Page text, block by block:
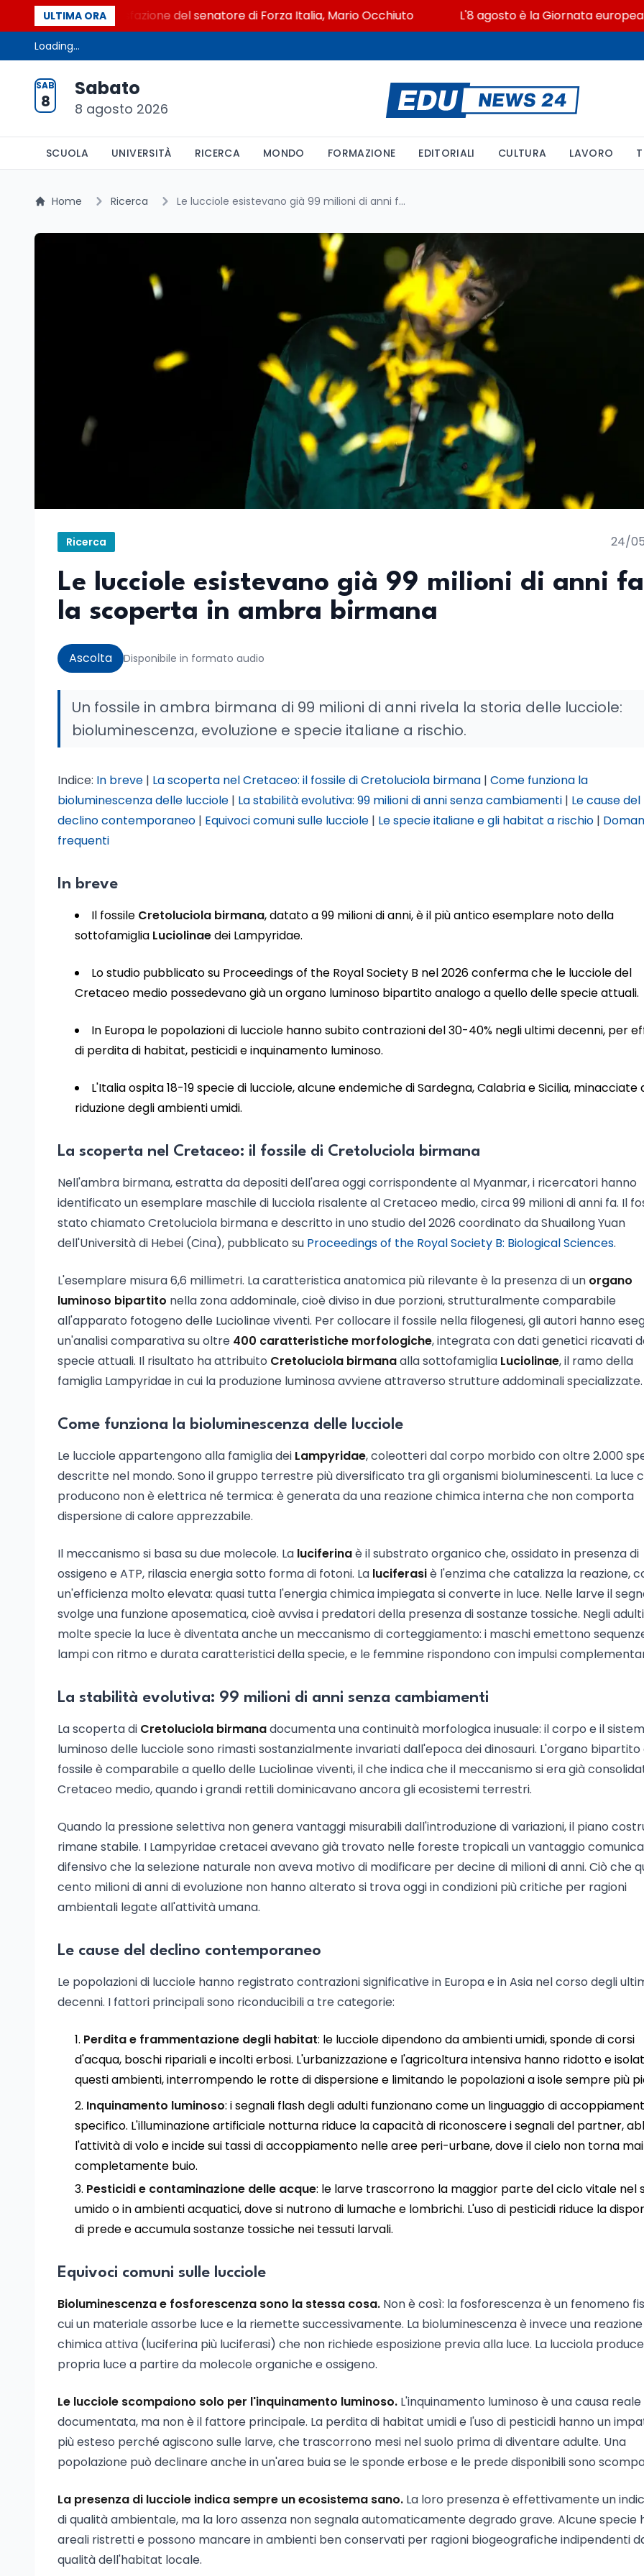
ULTIMA ORA
La soddisfazione del senatore di Forza Italia, Mario Occhiuto L'8 agosto è la Giornata europea in
Loading...
SAB
8
Sabato
8 agosto 2026
SCUOLA UNIVERSITÀ RICERCA MONDO FORMAZIONE EDITORIALI CULTURA LAVORO
Home Ricerca Le lucciole esistevano già 99 milioni di anni fa: la scoperta in ambra birmana
Ricerca 24/
Le lucciole esistevano già 99 milioni di anni
la scoperta in ambra birmana
Ascolta Disponibile in formato audio
Un fossile in ambra birmana di 99 milioni di anni rivela la storia delle lucciole:
bioluminescenza, evoluzione e specie italiane a rischio.
Indice: In breve | La scoperta nel Cretaceo: il fossile di Cretoluciola birmana | Come funziona la
bioluminescenza delle lucciole | La stabilità evolutiva: 99 milioni di anni senza cambiamenti | Le cause del
declino contemporaneo | Equivoci comuni sulle lucciole | Le specie italiane e gli habitat a rischio |
frequenti
In breve
Il fossile Cretoluciola birmana, datato a 99 milioni di anni, è il più antico esemplare noto della
sottofamiglia Luciolinaedei Lampyridae.
Lo studio pubblicato su Proceedings of the Royal Society B nel 2026 conferma che le lucciole del
Cretaceo medio possedevano già un organo luminoso bipartito analogo a quello delle specie attuali.
In Europa le popolazioni di lucciole hanno subito contrazioni del 30-40% negli ultimi decenni, per
di perdita di habitat, pesticidi e inquinamento luminoso.
L'Italia ospita 18-19 specie di lucciole, alcune endemiche di Sardegna, Calabria e Sicilia, minacciate
riduzione degli ambienti umidi.
La scoperta nel Cretaceo: il fossile di Cretoluciola birmana
Nell'ambra birmana, estratta da depositi dell'area oggi corrispondente al Myanmar, i ricercatori hanno
identificato un esemplare maschile di lucciola risalente al Cretaceo medio, circa 99 milioni di anni fa. Il
stato chiamato Cretoluciola birmana e descritto in uno studio del 2026 coordinato da Shuailong Yuan
dell'Università di Hebei (Cina), pubblicato su Proceedings of the Royal Society B: Biological Sciences.
L'esemplare misura 6,6 millimetri. La caratteristica anatomica più rilevante è la presenza di un organo
luminoso bipartito nella zona addominale, cioè diviso in due porzioni, strutturalmente comparabile
all'apparato fotogeno delle Luciolinae viventi. Per collocare il fossile nella filogenesi, gli autori hanno
un'analisi comparativa su oltre 400 caratteristiche morfologiche, integrata con dati genetici ricavati
specie attuali. Il risultato ha attribuito Cretoluciola birmanaalla sottofamiglia Luciolinae, il ramo della
famiglia Lampyridae in cui la produzione luminosa avviene attraverso strutture addominali specializzate.
Come funziona la bioluminescenza delle lucciole
Le lucciole appartengono alla famiglia dei Lampyridae, coleotteri dal corpo morbido con oltre 2.000
descritte nel mondo. Sono il gruppo terrestre più diversificato tra gli organismi bioluminescenti. La luce
producono non è elettrica né termica: è generata da una reazione chimica interna che non comporta
dispersione di calore apprezzabile.
Il meccanismo si basa su due molecole. La luciferinaè il substrato organico che, ossidato in presenza di
ossigeno e ATP, rilascia energia sotto forma di fotoni. La luciferasiè l'enzima che catalizza la reazione,
un'efficienza molto elevata: quasi tutta l'energia chimica impiegata si converte in luce. Nelle larve il
svolge una funzione aposematica, cioè avvisa i predatori della presenza di sostanze tossiche. Negli
molte specie la luce è diventata anche un meccanismo di corteggiamento: i maschi emettono
lampi con ritmo e durata caratteristici della specie, e le femmine rispondono con impulsi
La stabilità evolutiva: 99 milioni di anni senza cambiamenti
La scoperta di Cretoluciola birmanadocumenta una continuità morfologica inusuale: il corpo e il
luminoso delle lucciole sono rimasti sostanzialmente invariati dall'epoca dei dinosauri. L'organo bipartito
fossile è comparabile a quello delle Luciolinae viventi, il che indica che il meccanismo si era già
Cretaceo medio, quando i grandi rettili dominicavano ancora gli ecosistemi terrestri.
Quando la pressione selettiva non genera vantaggi misurabili dall'introduzione di variazioni, il piano
rimane stabile. I Lampyridae cretacei avevano già trovato nelle foreste tropicali un vantaggio
difensivo che la selezione naturale non aveva motivo di modificare per decine di milioni di anni. Ciò che
cento milioni di anni di evoluzione non hanno alterato si trova oggi in condizioni più critiche per ragioni
ambientali legate all'attività umana.
Le cause del declino contemporaneo
Le popolazioni di lucciole hanno registrato contrazioni significative in Europa e in Asia nel corso degli
decenni. I fattori principali sono riconducibili a tre categorie:
Perdita e frammentazione degli habitat: le lucciole dipendono da ambienti umidi, sponde di corsi
d'acqua, boschi ripariali e incolti erbosi. L'urbanizzazione e l'agricoltura intensiva hanno ridotto e
questi ambienti, interrompendo le rotte di dispersione e limitando le popolazioni a isole sempre più
Inquinamento luminoso: i segnali flash degli adulti funzionano come un linguaggio di
specifico. L'illuminazione artificiale notturna riduce la capacità di riconoscere i segnali del partner,
l'attività di volo e incide sui tassi di accoppiamento nelle aree peri-urbane, dove il cielo non torna mai
completamente buio.
Pesticidi e contaminazione delle acque: le larve trascorrono la maggior parte del ciclo vitale nel
umido o in ambienti acquatici, dove si nutrono di lumache e lombrichi. L'uso di pesticidi riduce la
di prede e accumula sostanze tossiche nei tessuti larvali.
Equivoci comuni sulle lucciole
Bioluminescenza e fosforescenza sono la stessa cosa. Non è così: la fosforescenza è un fenomeno
cui un materiale assorbe luce e la riemette successivamente. La bioluminescenza è invece una reazione
chimica attiva (luciferina più luciferasi) che non richiede esposizione previa alla luce. La lucciola
propria luce a partire da molecole organiche e ossigeno.
Le lucciole scompaiono solo per l'inquinamento luminoso. L'inquinamento luminoso è una causa reale
documentata, ma non è il fattore principale. La perdita di habitat umidi e l'uso di pesticidi hanno un
più esteso perché agiscono sulle larve, che trascorrono mesi nel suolo prima di diventare adulte. Una
popolazione può declinare anche in un'area buia se le sponde erbose e le prede disponibili sono
La presenza di lucciole indica sempre un ecosistema sano. La loro presenza è effettivamente un
di qualità ambientale, ma la loro assenza non segnala automaticamente degrado grave. Alcune specie
areali ristretti e possono mancare in ambienti ben conservati per ragioni biogeografiche indipendenti
qualità dell'habitat locale.